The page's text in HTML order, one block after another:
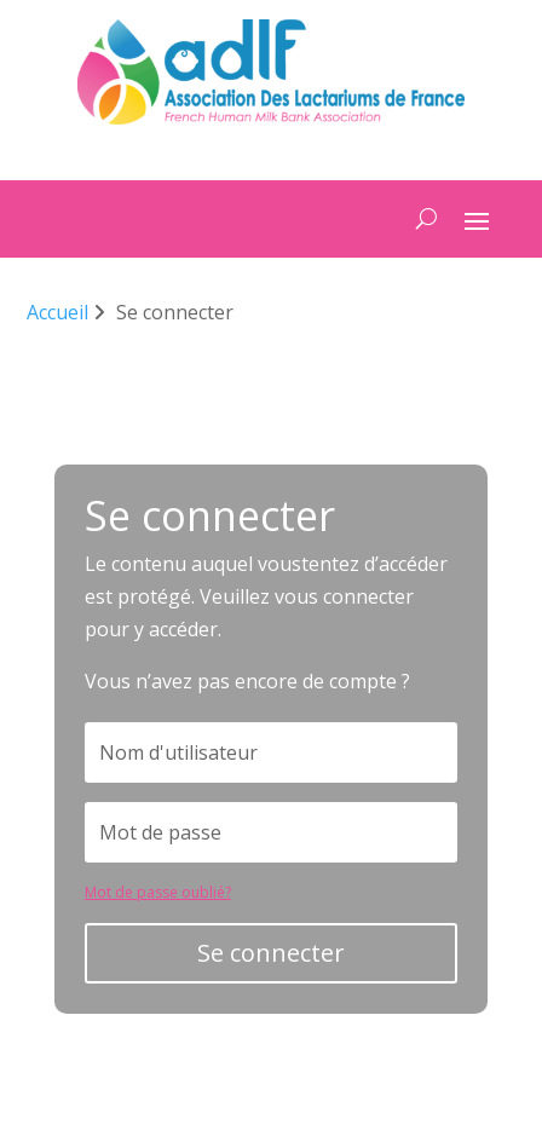
Accueil Se connecter
Se connecter
Le contenu auquel voustentez d’accéder
est protégé. Veuillez vous connecter
pour y accéder.
Vous n’avez pas encore de compte ?
Mot de passe oublié?
Se connecter